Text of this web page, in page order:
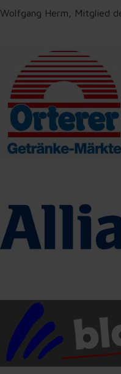
Wolfgang Herm, Mitglied